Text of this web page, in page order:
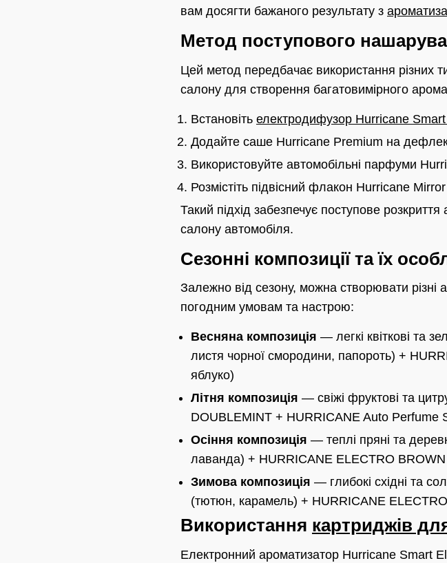
вам досягти бажаного результату з
Метод поступового
Цей метод передбачає використання різних
салону для створення багатовимірного
Встановіть електродифузор Hurricane
Додайте саше Hurricane Premium на
Використовуйте автомобільні парфуми
Розмістіть підвісний флакон Hurricane
Такий підхід забезпечує поступове
салону автомобіля.
Сезонні композиції та їх
Залежно від сезону, можна створювати різні
погодним умовам та настрою:
Весняна композиція — легкі квіткові та
листя чорної смородини, папороть) +
яблуко)
Літня композиція — свіжі фруктові та
DOUBLEMINT + HURRICANE Auto Perfume
Осіння композиція — теплі пряні та
лаванда) + HURRICANE ELECTRO BROWN
Зимова композиція — глибокі східні та
(тютюн, карамель) + HURRICANE
Використання картриджів
Електронний ароматизатор Hurricane Smart